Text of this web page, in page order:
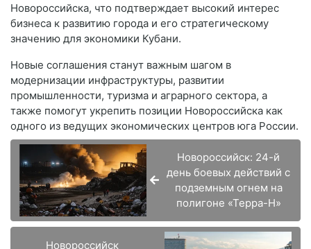
Новороссийска, что подтверждает высокий интерес
бизнеса к развитию города и его стратегическому
значению для экономики Кубани.
Новые соглашения станут важным шагом в
модернизации инфраструктуры, развитии
промышленности, туризма и аграрного сектора, а
также помогут укрепить позиции Новороссийска как
одного из ведущих экономических центров юга России.
Новороссийск: 24-й
день боевых действий с
подземным огнем на
полигоне «Терра-Н»
Новороссийск